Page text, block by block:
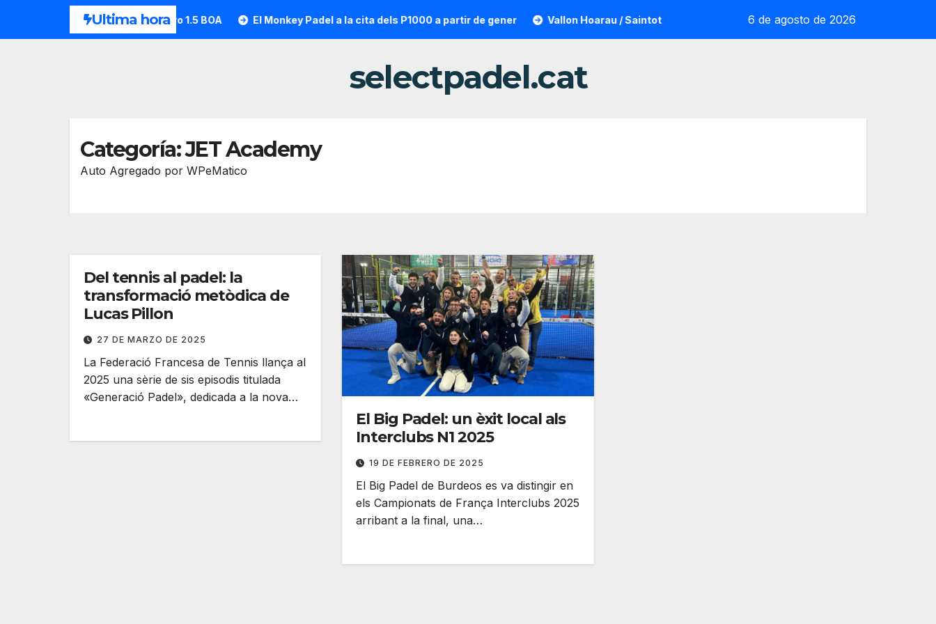
Ultima hora
HEAD desvela la Motion Pro 1.5 BOA El Monkey Padel a la cita dels P1000 a partir de gener Vallon Hoarau / Saintot: la sorpresa reoliana que desafia la cap de sèrie 1
6 de agosto de 2026
selectpadel.cat
Categoría:JET Academy
Auto Agregado por WPeMatico
Del tennis al padel: la
transformació metòdica de
Lucas Pillon
27 DE MARZO DE 2025
La Federació Francesa de Tennis llança al
2025 una sèrie de sis episodis titulada
«Generació Padel», dedicada a la nova…
El Big Padel: un èxit local als
Interclubs N1 2025
19 DE FEBRERO DE 2025
El Big Padel de Burdeos es va distingir en
els Campionats de França Interclubs 2025
arribant a la final, una…